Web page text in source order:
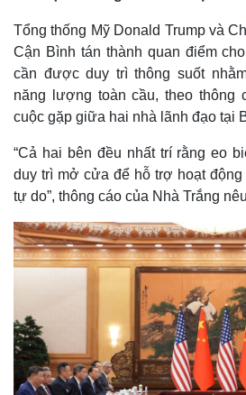
Tổng thống Mỹ Donald Trump và
Cận Bình tán thành quan điểm
cần được duy trì thông suốt
năng lượng toàn cầu, theo thông
cuộc gặp giữa hai nhà lãnh đạo tại
“Cả hai bên đều nhất trí rằng eo
duy trì mở cửa để hỗ trợ hoạt
tự do”, thông cáo của Nhà Trắng